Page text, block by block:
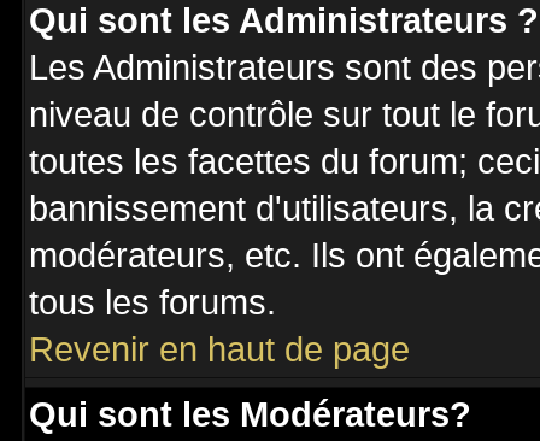
Qui sont les Administrateurs ?
Les Administrateurs sont des
niveau de contrôle sur tout le
toutes les facettes du forum;
bannissement d'utilisateurs, la
modérateurs, etc. Ils ont
tous les forums.
Revenir en haut de page
Qui sont les Modérateurs?